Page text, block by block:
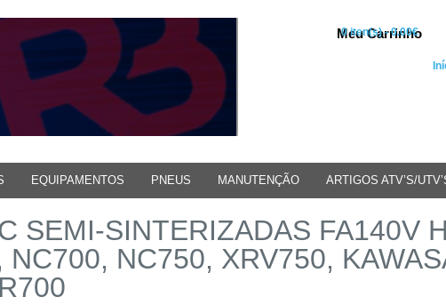
Meu Carrinho
0 iten(s) - 0.00€
EQUIPAMENTOS PNEUS MANUTENÇÃO ARTIGOS ATV’S/
SEMI-SINTERIZADAS FA140V
NC750, XRV750,